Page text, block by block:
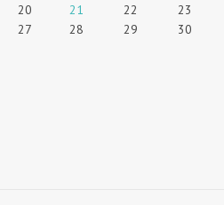
20 21 22
23
27 28 29
30